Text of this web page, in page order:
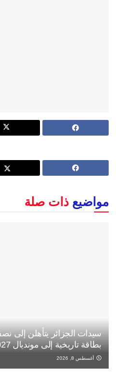
مواضيع ذات صلة
سيدات الجزائر يتأهلن إلى
بطاقة تاريخية إلى مونديال 2027
أغسطس 8, 2026